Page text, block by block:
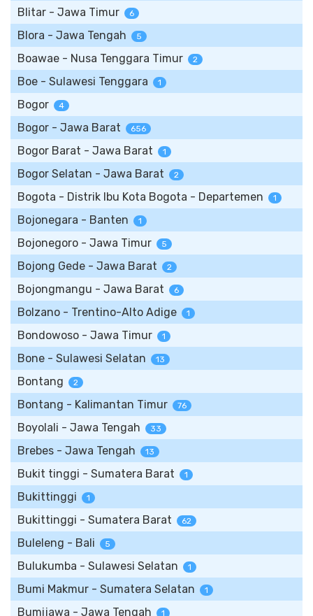
Blitar - Jawa Timur 6
Blora - Jawa Tengah 5
Boawae - Nusa Tenggara Timur 2
Boe - Sulawesi Tenggara 1
Bogor 4
Bogor - Jawa Barat 656
Bogor Barat - Jawa Barat 1
Bogor Selatan - Jawa Barat 2
Bogota - Distrik Ibu Kota Bogota - Departemen 1
Bojonegara - Banten 1
Bojonegoro - Jawa Timur 5
Bojong Gede - Jawa Barat 2
Bojongmangu - Jawa Barat 6
Bolzano - Trentino-Alto Adige 1
Bondowoso - Jawa Timur 1
Bone - Sulawesi Selatan 13
Bontang 2
Bontang - Kalimantan Timur 76
Boyolali - Jawa Tengah 33
Brebes - Jawa Tengah 13
Bukit tinggi - Sumatera Barat 1
Bukittinggi 1
Bukittinggi - Sumatera Barat 62
Buleleng - Bali 5
Bulukumba - Sulawesi Selatan 1
Bumi Makmur - Sumatera Selatan 1
Bumijawa - Jawa Tengah 1